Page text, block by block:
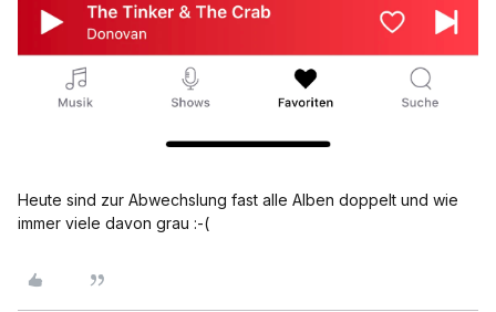
Heute sind zur Abwechslung fast alle Alben doppelt und wie
immer viele davon grau :-(